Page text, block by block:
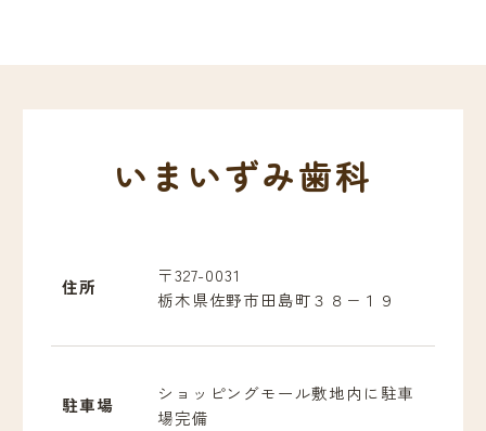
いまいずみ歯科
住所
〒327-0031
栃木県佐野市田島町３８−１９
駐車場
ショッピングモール敷地内に駐車
場完備